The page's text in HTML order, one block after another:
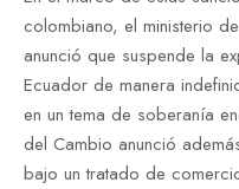
colombiano, el ministerio
anunció que suspende la
Ecuador de manera
en un tema de soberanía
del Cambio anunció
bajo un tratado de